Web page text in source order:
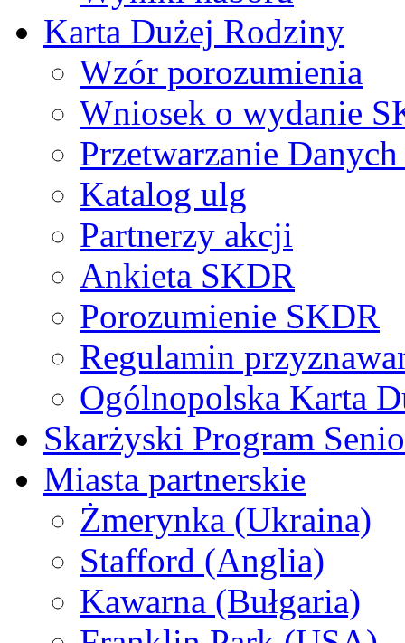
Karta Dużej Rodziny
Wzór porozumienia
Wniosek o wydanie
Przetwarzanie
Katalog ulg
Partnerzy akcji
Ankieta SKDR
Porozumienie SKDR
Regulamin
Ogólnopolska Karta
Skarżyski Program
Miasta partnerskie
Żmerynka (Ukraina)
Stafford (Anglia)
Kawarna (Bułgaria)